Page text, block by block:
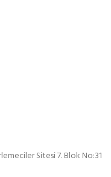
Sitesi 7. Blok No:31